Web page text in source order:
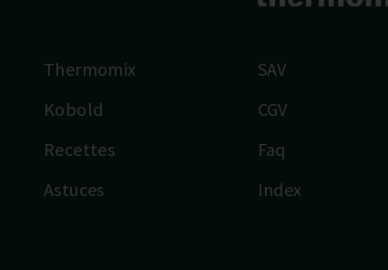
Thermomix
Kobold
Recettes
Astuces
SAV
CGV
Faq
Index